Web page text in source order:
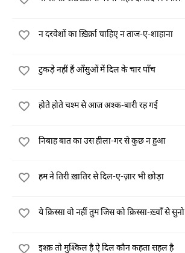
न दरवेशों का ख़िर्क़ा चाहिए न ताज-ए-शाहाना
टुकड़े नहीं हैं आँसुओं में दिल के चार पाँच
होते होते चश्म से आज अश्क-बारी रह गई
निबाह बात का उस हीला-गर से कुछ न हुआ
हम ने तिरी ख़ातिर से दिल-ए-ज़ार भी छोड़ा
ये क़िस्सा वो नहीं तुम जिस को क़िस्सा-ख़्वाँ से सुनो
इश्क़ तो मुश्किल है ऐ दिल कौन कहता सहल है